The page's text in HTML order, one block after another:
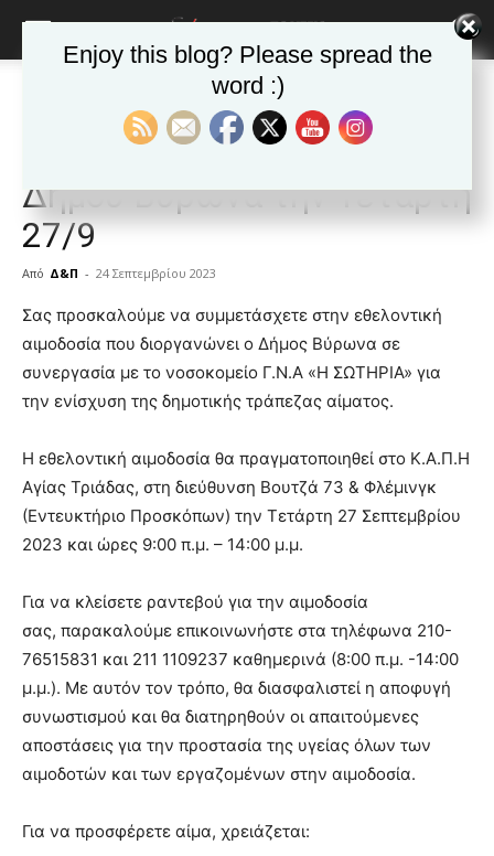
Ανακοινώσεις - Δελτία τύπου
Ανακοινώσεις - Δελτία τύπου Δημοφιλή άρθρα
Εθελοντική Αιμοδοσία του
Δήμου Βύρωνα την Τετάρτη
27/9
Από Δ&Π - 24 Σεπτεμβρίου 2023
blonde
lesbians
very
hot
cam
xxx
lyons
teaches
you
of
pain.
pornhun
hd
Σας προσκαλούμε να συμμετάσχετε στην εθελοντική
αιμοδοσία που διοργανώνει ο Δήμος Βύρωνα σε
συνεργασία με το νοσοκομείο Γ.Ν.Α «Η ΣΩΤΗΡΙΑ» για
την ενίσχυση της δημοτικής τράπεζας αίματος.
Η εθελοντική αιμοδοσία θα πραγματοποιηθεί στο Κ.Α.Π.Η
Αγίας Τριάδας, στη διεύθυνση Βουτζά 73 & Φλέμινγκ
(Εντευκτήριο Προσκόπων) την Τετάρτη 27 Σεπτεμβρίου
2023 και ώρες 9:00 π.μ. – 14:00 μ.μ.
Για να κλείσετε ραντεβού για την αιμοδοσία
σας, παρακαλούμε επικοινωνήστε στα τηλέφωνα 210-
76515831 και 211 1109237 καθημερινά (8:00 π.μ. -14:00
μ.μ.). Με αυτόν τον τρόπο, θα διασφαλιστεί η αποφυγή
συνωστισμού και θα διατηρηθούν οι απαιτούμενες
αποστάσεις για την προστασία της υγείας όλων των
αιμοδοτών και των εργαζομένων στην αιμοδοσία.
Για να προσφέρετε αίμα, χρειάζεται:
Enjoy this blog? Please spread the
word :)